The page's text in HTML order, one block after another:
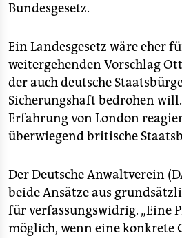
Bundesgesetz.
Ein Landesgesetz wäre eher
weitergehenden Vorschlag
der auch deutsche
Sicherungshaft bedrohen
Erfahrung von London
überwiegend britische
Der Deutsche Anwaltverein
beide Ansätze aus
für verfassungswidrig. „Eine
möglich, wenn eine konkrete